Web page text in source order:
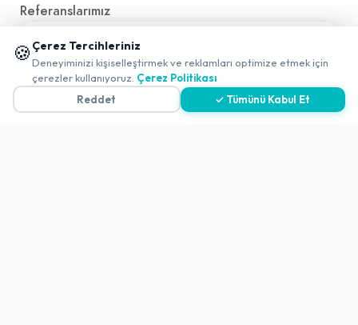
Referanslarımız
İletişim
iletisim@yakalamac.com.tr
Dokuz Eylül Üniversitesi Teknoparkı Adatepe Mah.
🍪 Çerez Tercihleriniz
Deneyiminizi kişiselleştirmek ve reklamları optimize etmek için
çerezler kullanıyoruz. Çerez Politikası
Reddet
✓ Tümünü Kabul Et
📱 Mobil uygulamamızı keşfedin!
✖